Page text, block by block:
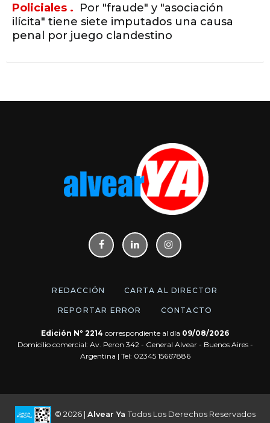
Policiales . Por "fraude" y "asociación
ilícita" tiene siete imputados una causa
penal por juego clandestino
REDACCIÓN CARTA AL DIRECTOR
REPORTAR ERROR CONTACTO
Edición Nº 2214 correspondiente al día 09/08/2026
Domicilio comercial: Av. Peron 342 - General Alvear - Buenos Aires -
Argentina | Tel: 02345 15667886
© 2026 | Alvear Ya Todos Los Derechos Reservados